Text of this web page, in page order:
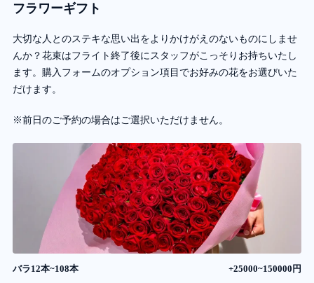
フラワーギフト
大切な人とのステキな思い出をよりかけがえのないものにしませ
んか？花束はフライト終了後にスタッフがこっそりお持ちいたし
ます。購入フォームのオプション項目でお好みの花をお選びいた
だけます。
※前日のご予約の場合はご選択いただけません。
バラ12本~108本 +25000~150000円